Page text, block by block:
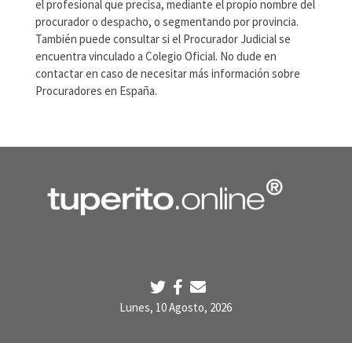
el profesional que precisa, mediante el propio nombre del
procurador o despacho, o segmentando por provincia.
También puede consultar si el Procurador Judicial se
encuentra vinculado a Colegio Oficial. No dude en
contactar en caso de necesitar más información sobre
Procuradores en España.
Lunes, 10 Agosto, 2026